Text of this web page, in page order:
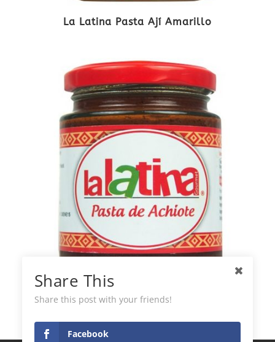
La Latina Pasta Ají Amarillo
La Latina Pasta Achiote
Share This
Share this post with your friends!
Facebook